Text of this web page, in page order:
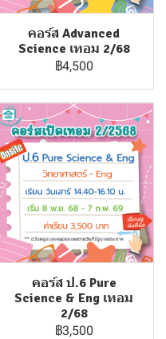
คอร์ส Advanced
Science เทอม 2/68
฿4,500
คอร์ส ป.6 Pure
Science & Eng เทอม
2/68
฿3,500